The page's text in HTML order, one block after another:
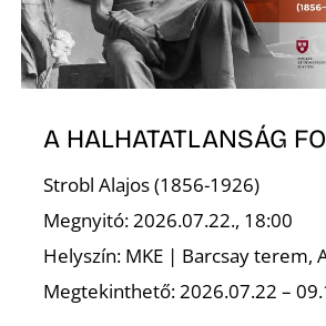
A HALHATATLANSÁG
Strobl Alajos (1856-1926)
Megnyitó: 2026.07.22., 18:00
Helyszín: MKE | Barcsay terem,
Megtekinthető: 2026.07.22 –